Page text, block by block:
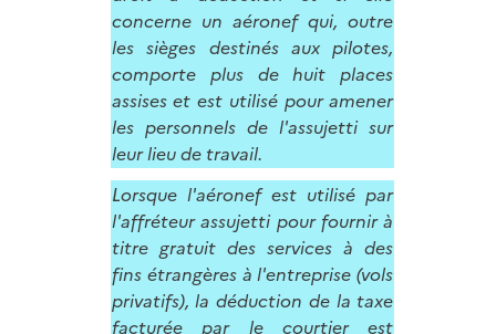
concerne un aéronef qui, outre
les sièges destinés aux pilotes,
comporte plus de huit places
assises et est utilisé pour amener
les personnels de l'assujetti sur
leur lieu de travail.
Lorsque l'aéronef est utilisé par
l'affréteur assujetti pour fournir à
titre gratuit des services à des
fins étrangères à l'entreprise (vols
privatifs), la déduction de la taxe
facturée par le courtier est